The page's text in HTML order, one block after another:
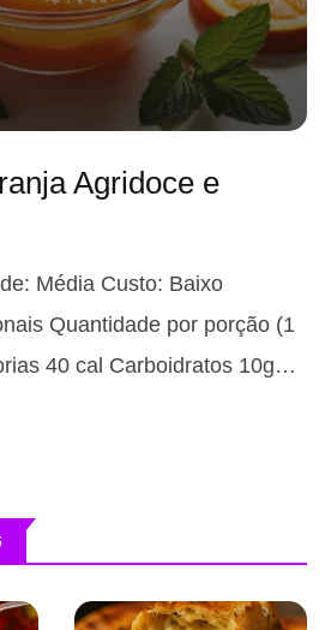
Agridoce e
Média Custo: Baixo
Quantidade por porção (1
40 cal Carboidratos 10g…